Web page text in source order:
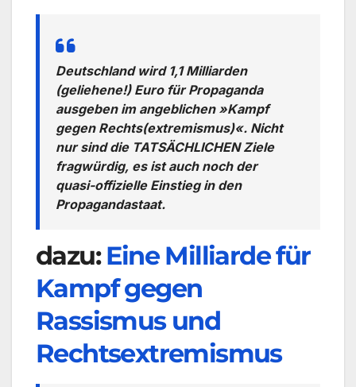
Deutschland wird 1,1 Milliarden
(geliehene!) Euro für Propaganda
ausgeben im angeblichen »Kampf
gegen Rechts(extremismus)«. Nicht
nur sind die TATSÄCHLICHEN Ziele
fragwürdig, es ist auch noch der
quasi-offizielle Einstieg in den
Propagandastaat.
dazu:Eine Milliarde für
Kampf gegen
Rassismus und
Rechtsextremismus